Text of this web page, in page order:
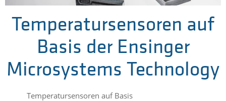
Temperatursensoren auf
Basis der Ensinger
Microsystems Technology
Temperatursensoren auf Basis